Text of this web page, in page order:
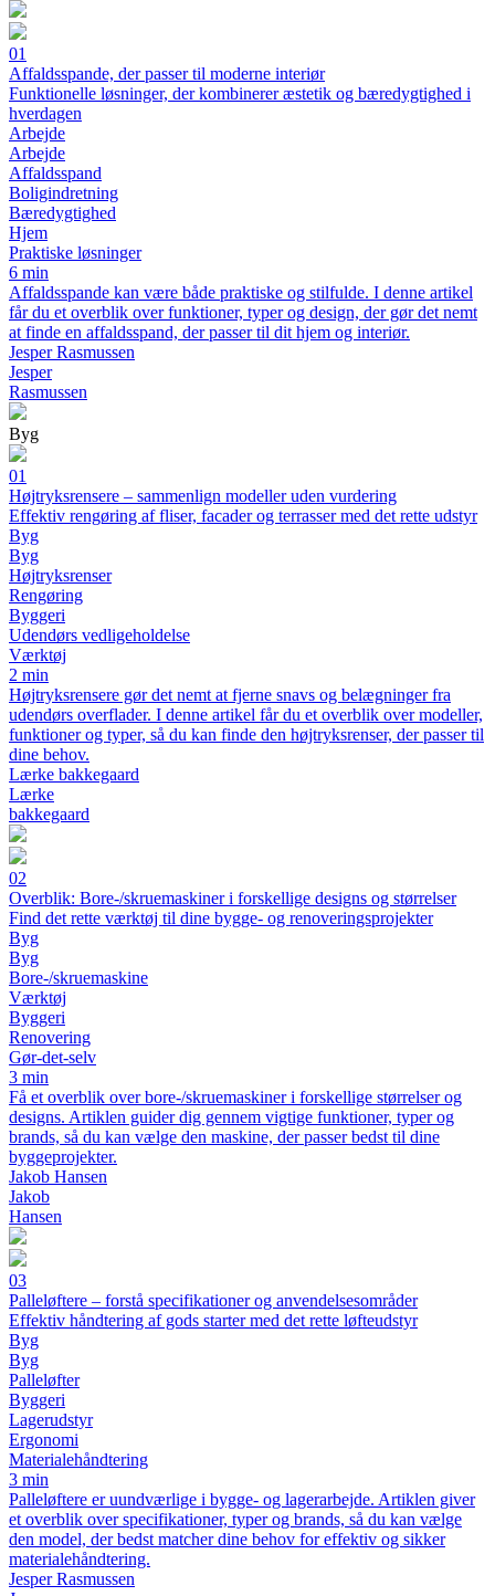
01
Affaldsspande, der passer til moderne interiør
Funktionelle løsninger, der kombinerer æstetik og bæredygtighed i
hverdagen
Arbejde
Arbejde
Affaldsspand
Boligindretning
Bæredygtighed
Hjem
Praktiske løsninger
6 min
Affaldsspande kan være både praktiske og stilfulde. I denne artikel
får du et overblik over funktioner, typer og design, der gør det nemt
at finde en affaldsspand, der passer til dit hjem og interiør.
Jesper Rasmussen
Jesper
Rasmussen
Byg
01
Højtryksrensere – sammenlign modeller uden vurdering
Effektiv rengøring af fliser, facader og terrasser med det rette udstyr
Byg
Byg
Højtryksrenser
Rengøring
Byggeri
Udendørs vedligeholdelse
Værktøj
2 min
Højtryksrensere gør det nemt at fjerne snavs og belægninger fra
udendørs overflader. I denne artikel får du et overblik over modeller,
funktioner og typer, så du kan finde den højtryksrenser, der passer til
dine behov.
Lærke bakkegaard
Lærke
bakkegaard
02
Overblik: Bore-/skruemaskiner i forskellige designs og størrelser
Find det rette værktøj til dine bygge- og renoveringsprojekter
Byg
Byg
Bore-/skruemaskine
Værktøj
Byggeri
Renovering
Gør-det-selv
3 min
Få et overblik over bore-/skruemaskiner i forskellige størrelser og
designs. Artiklen guider dig gennem vigtige funktioner, typer og
brands, så du kan vælge den maskine, der passer bedst til dine
byggeprojekter.
Jakob Hansen
Jakob
Hansen
03
Palleløftere – forstå specifikationer og anvendelsesområder
Effektiv håndtering af gods starter med det rette løfteudstyr
Byg
Byg
Palleløfter
Byggeri
Lagerudstyr
Ergonomi
Materialehåndtering
3 min
Palleløftere er uundværlige i bygge- og lagerarbejde. Artiklen giver
et overblik over specifikationer, typer og brands, så du kan vælge
den model, der bedst matcher dine behov for effektiv og sikker
materialehåndtering.
Jesper Rasmussen